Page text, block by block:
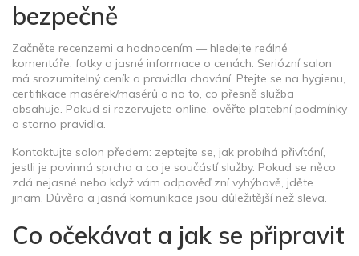
bezpečně
Začněte recenzemi a hodnocením — hledejte reálné
komentáře, fotky a jasné informace o cenách. Seriózní salon
má srozumitelný ceník a pravidla chování. Ptejte se na hygienu,
certifikace masérek/masérů a na to, co přesně služba
obsahuje. Pokud si rezervujete online, ověřte platební podmínky
a storno pravidla.
Kontaktujte salon předem: zeptejte se, jak probíhá přivítání,
jestli je povinná sprcha a co je součástí služby. Pokud se něco
zdá nejasné nebo když vám odpověď zní vyhýbavě, jděte
jinam. Důvěra a jasná komunikace jsou důležitější než sleva.
Co očekávat a jak se připravit